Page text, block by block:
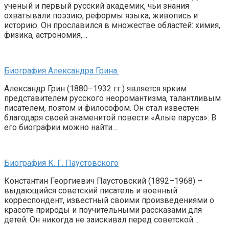
ученый и первый русский академик, чьи знания
охватывали поэзию, реформы языка, живопись и
историю. Он прославился в множестве областей: химия,
физика, астрономия,…
Биография Александра Грина.
Александр Грин (1880–1932 гг.) является ярким
представителем русского неоромантизма, талантливым
писателем, поэтом и философом. Он стал известен
благодаря своей знаменитой повести «Алые паруса». В
его биографии можно найти…
Биография К. Г. Паустовского
Константин Георгиевич Паустовский (1892–1968) –
выдающийся советский писатель и военный
корреспондент, известный своими произведениями о
красоте природы и поучительными рассказами для
детей. Он никогда не заискивал перед советской…